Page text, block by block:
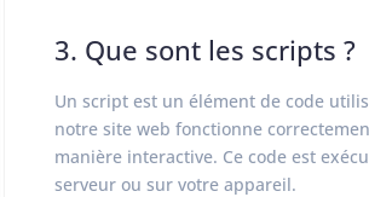
3. Que sont les scripts ?
Un script est un élément de code
notre site web fonctionne
manière interactive. Ce code est
serveur ou sur votre appareil.